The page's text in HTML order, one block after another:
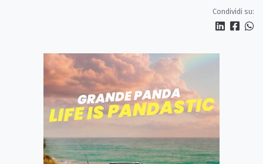
Condividi su: